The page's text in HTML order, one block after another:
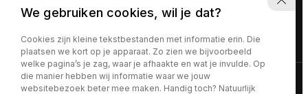
Privacy policy | Algemene voorwaarden
We gebruiken cookies, wil je dat?
Cookies zijn kleine tekstbestanden met informatie erin. Die
plaatsen we kort op je apparaat. Zo zien we bijvoorbeeld
welke pagina’s je zag, waar je afhaakte en wat je invulde. Op
die manier hebben wij informatie waar we jouw
websitebezoek beter mee maken. Handig toch? Natuurlijk